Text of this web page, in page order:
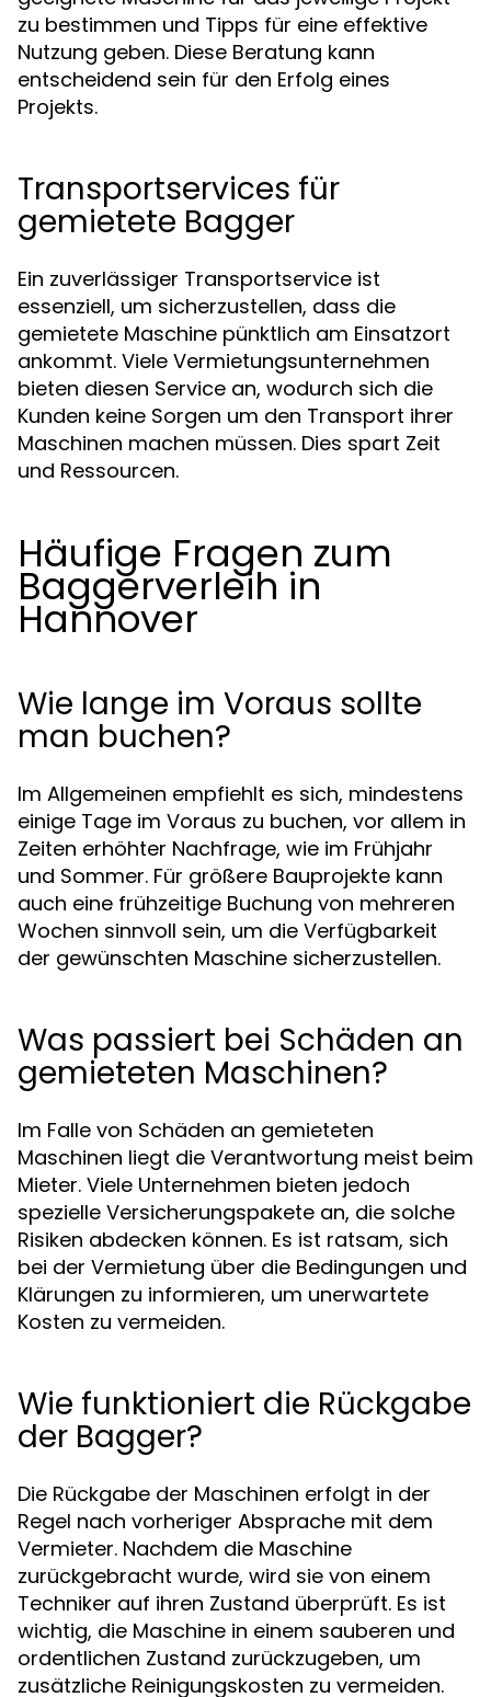
zu bestimmen und Tipps für eine effektive
Nutzung geben. Diese Beratung kann
entscheidend sein für den Erfolg eines
Projekts.
Transportservices für
gemietete Bagger
Ein zuverlässiger Transportservice ist
essenziell, um sicherzustellen, dass die
gemietete Maschine pünktlich am Einsatzort
ankommt. Viele Vermietungsunternehmen
bieten diesen Service an, wodurch sich die
Kunden keine Sorgen um den Transport ihrer
Maschinen machen müssen. Dies spart Zeit
und Ressourcen.
Häufige Fragen zum
Baggerverleih in
Hannover
Wie lange im Voraus sollte
man buchen?
Im Allgemeinen empfiehlt es sich, mindestens
einige Tage im Voraus zu buchen, vor allem in
Zeiten erhöhter Nachfrage, wie im Frühjahr
und Sommer. Für größere Bauprojekte kann
auch eine frühzeitige Buchung von mehreren
Wochen sinnvoll sein, um die Verfügbarkeit
der gewünschten Maschine sicherzustellen.
Was passiert bei Schäden an
gemieteten Maschinen?
Im Falle von Schäden an gemieteten
Maschinen liegt die Verantwortung meist beim
Mieter. Viele Unternehmen bieten jedoch
spezielle Versicherungspakete an, die solche
Risiken abdecken können. Es ist ratsam, sich
bei der Vermietung über die Bedingungen und
Klärungen zu informieren, um unerwartete
Kosten zu vermeiden.
Wie funktioniert die Rückgabe
der Bagger?
Die Rückgabe der Maschinen erfolgt in der
Regel nach vorheriger Absprache mit dem
Vermieter. Nachdem die Maschine
zurückgebracht wurde, wird sie von einem
Techniker auf ihren Zustand überprüft. Es ist
wichtig, die Maschine in einem sauberen und
ordentlichen Zustand zurückzugeben, um
zusätzliche Reinigungskosten zu vermeiden.